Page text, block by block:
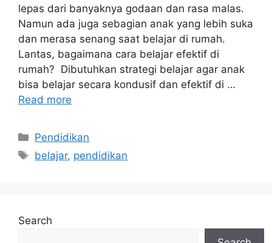
lepas dari banyaknya godaan dan rasa malas.
Namun ada juga sebagian anak yang lebih suka
dan merasa senang saat belajar di rumah.
Lantas, bagaimana cara belajar efektif di
rumah? Dibutuhkan strategi belajar agar anak
bisa belajar secara kondusif dan efektif di …
Read more
Categories
Pendidikan
Tags
belajar, pendidikan
Search